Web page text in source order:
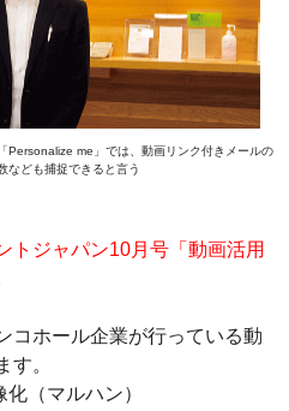
Personalize me」では、動画リンク付きメールの
なども捕捉できると言う
トジャパン10月号「動画活用
コホール企業が行っている動
す。
（マルハン）